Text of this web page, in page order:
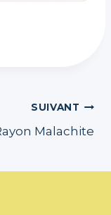
SUIVANT
Malachite